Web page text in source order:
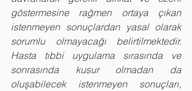
göstermesine rağmen ortaya çıkan
istenmeyen sonuçlardan yasal olarak
sorumlu olmayacağı belirtilmektedir.
Hasta tıbbi uygulama sırasında ve
sonrasında kusur olmadan da
oluşabilecek istenmeyen sonuçları,